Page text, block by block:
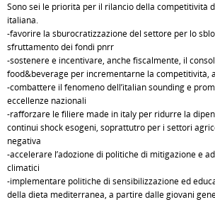
Sono sei le priorità per il rilancio della competitività
italiana.
-favorire la sburocratizzazione del settore per lo
sfruttamento dei fondi pnrr
-sostenere e incentivare, anche fiscalmente, il
food&beverage per incrementarne la competitività,
-combattere il fenomeno dell’italian sounding e
eccellenze nazionali
-rafforzare le filiere made in italy per ridurre la
continui shock esogeni, soprattutro per i settori
negativa
-accelerare l’adozione di politiche di mitigazione e
climatici
-implementare politiche di sensibilizzazione ed
della dieta mediterranea, a partire dalle giovani